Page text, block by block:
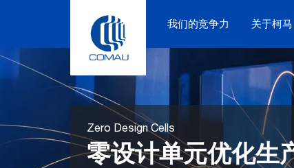
我们的竞争力 关于柯马
Zero Design Cells
零设计单元优化生